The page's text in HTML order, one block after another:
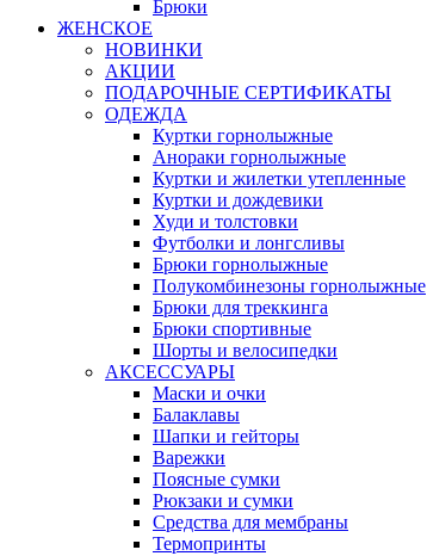
Брюки
ЖЕНСКОЕ
НОВИНКИ
АКЦИИ
ПОДАРОЧНЫЕ СЕРТИФИКАТЫ
ОДЕЖДА
Куртки горнолыжные
Анораки горнолыжные
Куртки и жилетки утепленные
Куртки и дождевики
Худи и толстовки
Футболки и лонгсливы
Брюки горнолыжные
Полукомбинезоны горнолыжные
Брюки для треккинга
Брюки спортивные
Шорты и велосипедки
АКСЕССУАРЫ
Маски и очки
Балаклавы
Шапки и гейторы
Варежки
Поясные сумки
Рюкзаки и сумки
Средства для мембраны
Термопринты